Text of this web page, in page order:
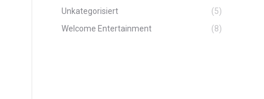
Unkategorisiert
(5)
Welcome Entertainment
(8)